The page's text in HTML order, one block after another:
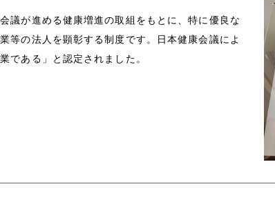
議が進める健康増進の取組をもとに、特に優良な
等の法人を顕彰する制度です。日本健康会議によ
である」と認定されました。